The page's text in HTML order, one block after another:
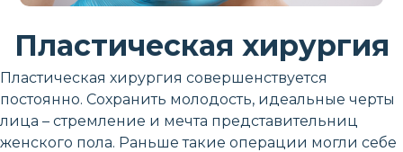
Пластическая хирургия
Пластическая хирургия совершенствуется
постоянно. Сохранить молодость, идеальные черты
лица – стремление и мечта представительниц
женского пола. Раньше такие операции могли себе